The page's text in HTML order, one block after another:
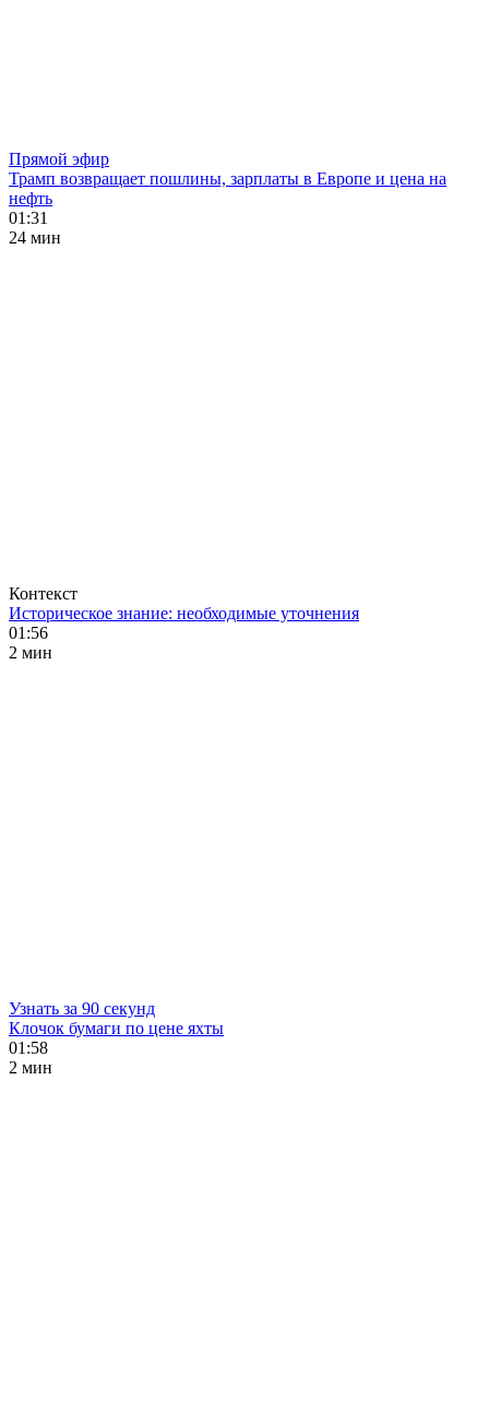
Прямой эфир
Трамп возвращает пошлины, зарплаты в Европе и цена на
нефть
01:31
24 мин
Контекст
Историческое знание: необходимые уточнения
01:56
2 мин
Узнать за 90 секунд
Клочок бумаги по цене яхты
01:58
2 мин